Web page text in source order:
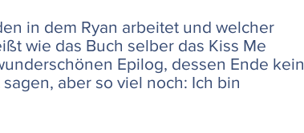
in dem Ryan arbeitet und welcher
wie das Buch selber das Kiss Me
Epilog, dessen Ende kein
aber so viel noch: Ich bin